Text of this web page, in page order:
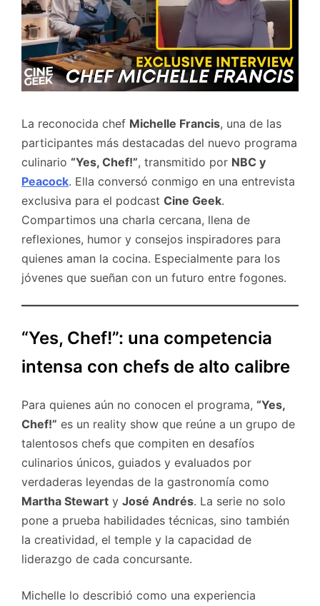
La reconocida chef Michelle Francis, una de las
participantes más destacadas del nuevo programa
culinario “Yes, Chef!”, transmitido por NBC y
Peacock. Ella conversó conmigo en una entrevista
exclusiva para el podcast Cine Geek.
Compartimos una charla cercana, llena de
reflexiones, humor y consejos inspiradores para
quienes aman la cocina. Especialmente para los
jóvenes que sueñan con un futuro entre fogones.
“Yes, Chef!”: una competencia
intensa con chefs de alto calibre
Para quienes aún no conocen el programa, “Yes,
Chef!” es un reality show que reúne a un grupo de
talentosos chefs que compiten en desafíos
culinarios únicos, guiados y evaluados por
verdaderas leyendas de la gastronomía como
Martha Stewart y José Andrés. La serie no solo
pone a prueba habilidades técnicas, sino también
la creatividad, el temple y la capacidad de
liderazgo de cada concursante.
Michelle lo describió como una experiencia